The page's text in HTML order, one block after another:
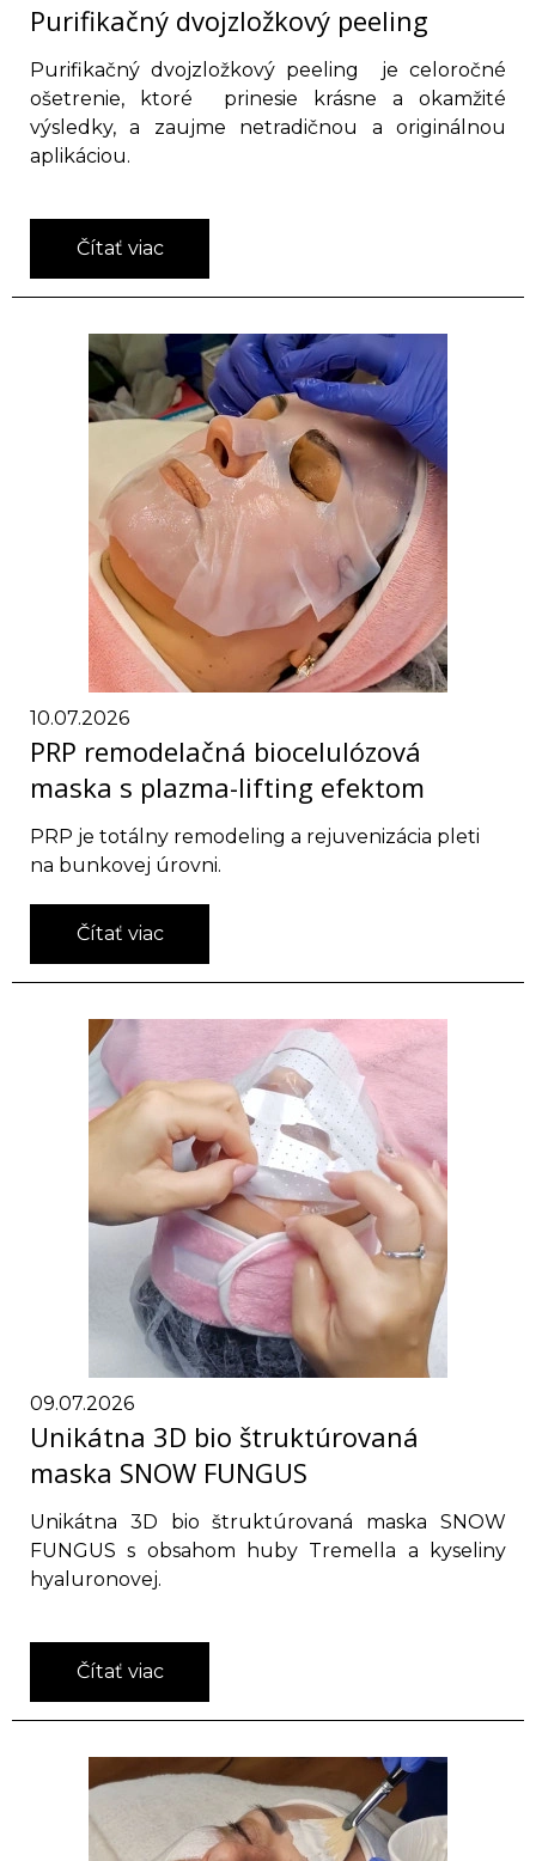
Purifikačný dvojzložkový peeling
Purifikačný dvojzložkový peeling je celoročné
ošetrenie, ktoré prinesie krásne a okamžité
výsledky, a zaujme netradičnou a originálnou
aplikáciou.
Čítať viac
10.07.2026
PRP remodelačná biocelulózová
maska s plazma-lifting efektom
PRP je totálny remodeling a rejuvenizácia pleti
na bunkovej úrovni.
Čítať viac
09.07.2026
Unikátna 3D bio štruktúrovaná
maska SNOW FUNGUS
Unikátna 3D bio štruktúrovaná maska SNOW
FUNGUS s obsahom huby Tremella a kyseliny
hyaluronovej.
Čítať viac